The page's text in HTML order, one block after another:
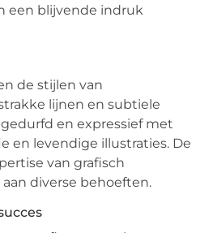
een blijvende indruk
de stijlen van
lijnen en subtiele
en expressief met
en levendige illustraties. De
van grafisch
diverse behoeften.